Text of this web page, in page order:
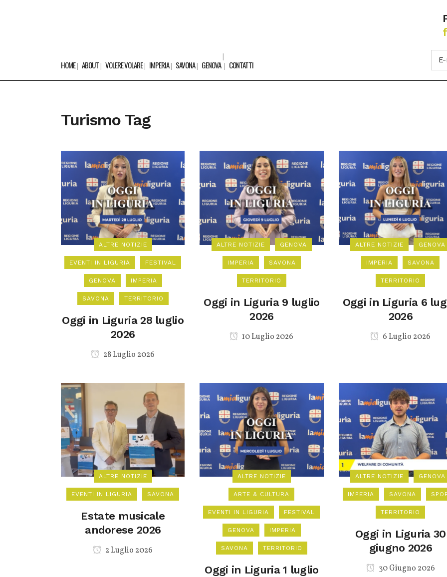
HOME ABOUT VOLERE VOLARE IMPERIA SAVONA GENOVA CONTATTI
Turismo Tag
ALTRE NOTIZIE
EVENTI IN LIGURIA FESTIVAL
GENOVA IMPERIA
SAVONA TERRITORIO
Oggi in Liguria 28 luglio
2026
28 Luglio 2026
ALTRE NOTIZIE GENOVA
IMPERIA SAVONA
TERRITORIO
Oggi in Liguria 9 luglio
2026
10 Luglio 2026
ALTRE NOTIZIE GENOVA
IMPERIA SAVONA
TERRITORIO
Oggi in Liguria 6
2026
6 Luglio 2026
ALTRE NOTIZIE
EVENTI IN LIGURIA SAVONA
Estate musicale
andorese 2026
2 Luglio 2026
ALTRE NOTIZIE
ARTE & CULTURA
EVENTI IN LIGURIA FESTIVAL
GENOVA IMPERIA
SAVONA TERRITORIO
Oggi in Liguria 1 luglio
ALTRE NOTIZIE GENOVA
IMPERIA SAVONA
TERRITORIO
Oggi in Liguria 30
giugno 2026
30 Giugno 2026